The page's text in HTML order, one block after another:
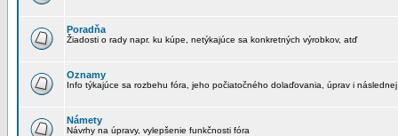
Poradňa
Žiadosti o rady napr. ku kúpe, netýkajúce sa konkretných výrobkov, atď
Oznamy
Info týkajúce sa rozbehu fóra, jeho počiatočného dolaďovania, úprav i
Námety
Návrhy na úpravy, vylepšenie funkčnosti fóra